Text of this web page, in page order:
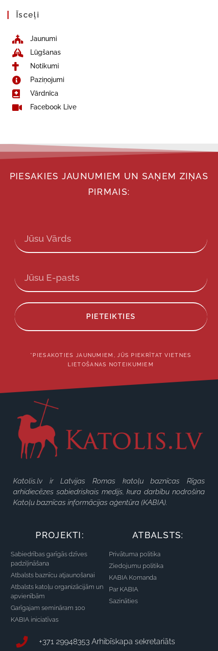
Īsceļi
Jaunumi
Lūgšanas
Notikumi
Paziņojumi
Vārdnīca
Facebook Live
PIESAKIES JAUNUMIEM UN SAŅEM ZIŅAS
PIRMAIS:
PIETEIKTIES
*PIESAKOTIES JAUNUMIEM, JŪS PIEKRĪTAT VIETNES
LIETOŠANAS NOTEIKUMIEM
Katolis.lv ir Latvijas Romas katoļu baznīcas Rīgas
arhidiecēzes sabiedriskais medijs, kura darbību nodrošina
Katoļu baznīcas informācijas aģentūra (KABIA).
PROJEKTI:
Sabiedrības garīgās dzīves
padziļināšana
Atbalsts baznīcu atjaunošanai
Atbalsts katoļu organizācijām un
apvienībām
Garīgajam semināram 100
KABIA iniciatīvas
ATBALSTS:
Privātuma politika
Ziedojumu politika
KABIA Komanda
Par KABIA
Sazināties
+371 29948353 Arhibīskapa sekretariāts